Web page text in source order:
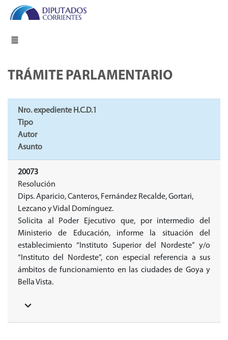
TRÁMITE PARLAMENTARIO
Nro. expediente H.C.D.1
Tipo
Autor
Asunto
20073
Resolución
Dips. Aparicio, Canteros, Fernández Recalde, Gortari,
Lezcano y Vidal Domínguez.
Solicita al Poder Ejecutivo que, por intermedio del
Ministerio de Educación, informe la situación del
establecimiento “Instituto Superior del Nordeste” y/o
“Instituto del Nordeste”, con especial referencia a sus
ámbitos de funcionamiento en las ciudades de Goya y
Bella Vista.